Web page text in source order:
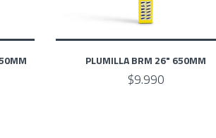
PLUMILLA BRM 26" 650MM
$9.990